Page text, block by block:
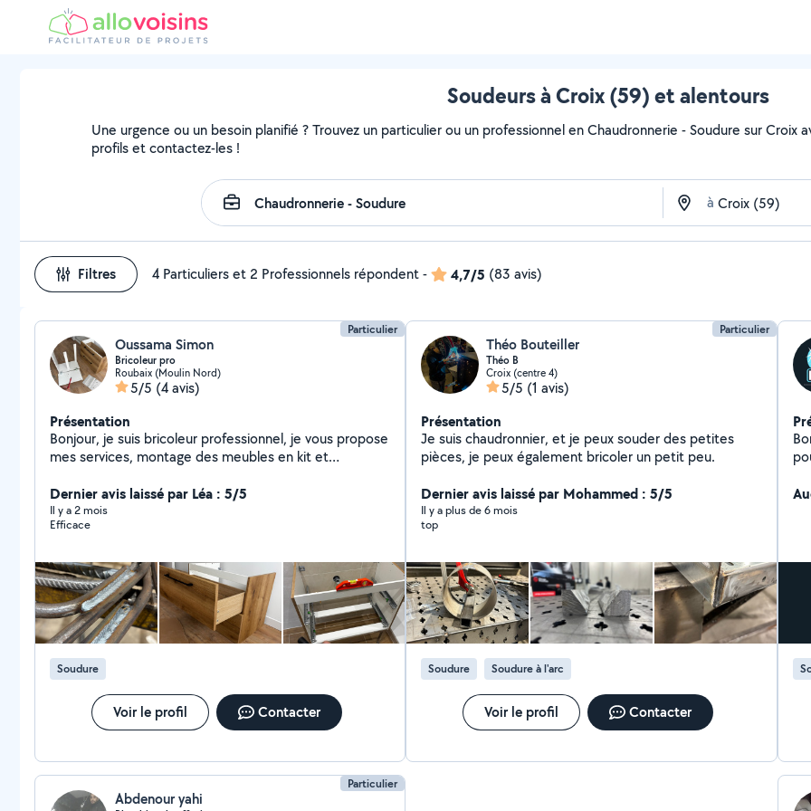
Soudeurs à Croix (59) et alentours
Une urgence ou un besoin planifié ? Trouvez un particulier ou un professionnel en Chaudronnerie - Soudure sur Croix
profils et contactez-les !
à
Filtres 4 Particuliers et 2 Professionnels répondent- 4,7/5 (83 avis)
Particulier
Oussama Simon
Bricoleur pro
Roubaix (Moulin Nord)
5/5 (4 avis)
Présentation
Bonjour, je suis bricoleur professionnel, je vous propose
mes services, montage des meubles en kit et
Dernier avis laissé par Léa : 5/5
Il y a 2 mois
Efficace
Soudure
Voir le profil Contacter
Particulier
Théo Bouteiller
Théo B
Croix (centre 4)
5/5 (1 avis)
Présentation
Je suis chaudronnier, et je peux souder des petites
pièces, je peux également bricoler un petit peu.
Dernier avis laissé par Mohammed : 5/5
Il y a plus de 6 mois
top
Soudure Soudure à l'arc
Voir le profil Contacter
Bonjour Je me
Particulier
Abdenour yahi